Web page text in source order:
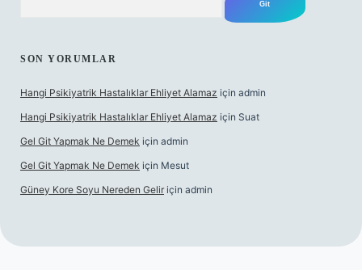
SON YORUMLAR
Hangi Psikiyatrik Hastalıklar Ehliyet Alamaz için admin
Hangi Psikiyatrik Hastalıklar Ehliyet Alamaz için Suat
Gel Git Yapmak Ne Demek için admin
Gel Git Yapmak Ne Demek için Mesut
Güney Kore Soyu Nereden Gelir için admin